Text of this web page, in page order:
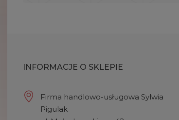
INFORMACJE O SKLEPIE
Firma handlowo-usługowa Sylwia
Pigulak